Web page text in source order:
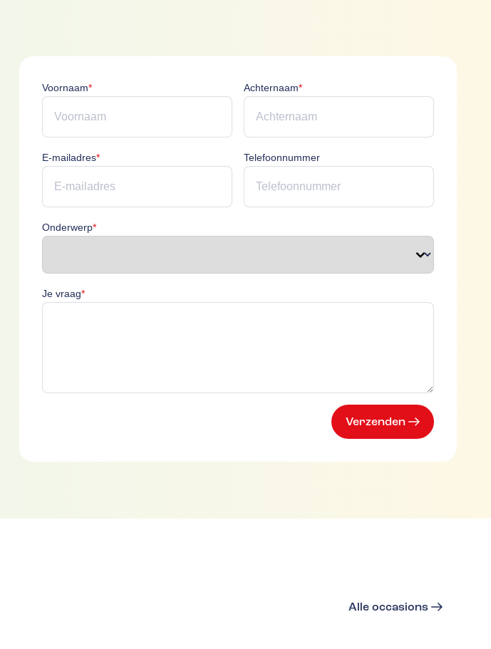
Voornaam*Voornaam is verplicht Achternaam*Achternaam is verplicht
E-mailadres*E-mailadres is verplicht Telefoonnummer
Onderwerp*Onderwerp is verplicht
Je vraag*Je vraag is verplicht
Verzenden
Alle occasions